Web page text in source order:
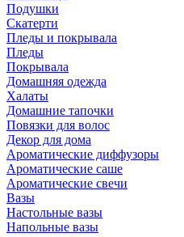
Подушки
Скатерти
Пледы и покрывала
Пледы
Покрывала
Домашняя одежда
Халаты
Домашние тапочки
Повязки для волос
Декор для дома
Ароматические диффузоры
Ароматические саше
Ароматические свечи
Вазы
Настольные вазы
Напольные вазы